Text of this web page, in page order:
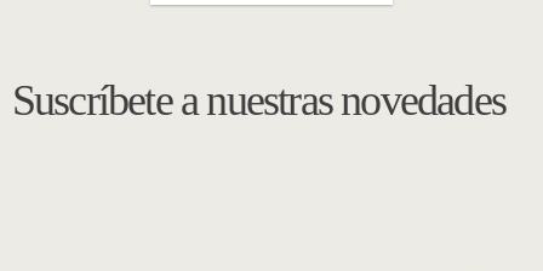
Suscríbete a nuestras novedades